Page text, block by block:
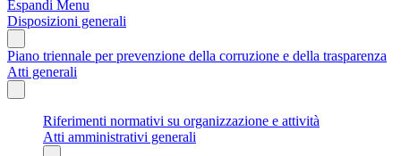
Espandi Menu
Disposizioni generali
Piano triennale per prevenzione della corruzione e della trasparenza
Atti generali
Riferimenti normativi su organizzazione e attività
Atti amministrativi generali